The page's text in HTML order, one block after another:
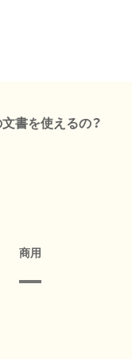
書を使えるの？
商用